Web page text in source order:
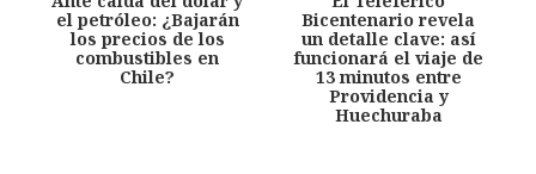
el petróleo: ¿Bajarán
los precios de los
combustibles en
Chile?
Bicentenario revela
un detalle clave: así
funcionará el viaje de
13 minutos entre
Providencia y
Huechuraba